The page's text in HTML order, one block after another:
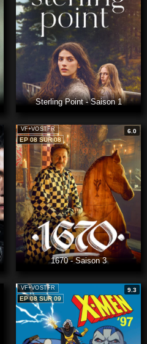
Sterling Point - Saison 1
VF+VOSTFR
6.0
EP 08 SUR 08
1670 - Saison 3
VF+VOSTFR
9.3
EP 08 SUR 09